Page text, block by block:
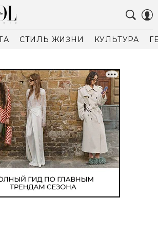
СТИЛЬ ЖИЗНИ КУЛЬТУРА